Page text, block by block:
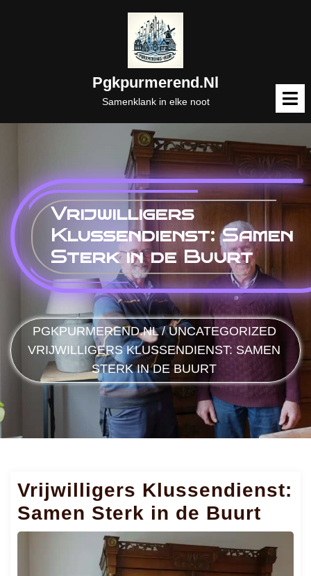
Pgkpurmerend.nl
Samenklank in elke noot
Vrijwilligers
Klussendienst: Samen
Sterk in de Buurt
PGKPURMEREND.NL /UNCATEGORIZED
VRIJWILLIGERS KLUSSENDIENST: SAMEN
STERK IN DE BUURT
Vrijwilligers Klussendienst:
Samen Sterk in de Buurt